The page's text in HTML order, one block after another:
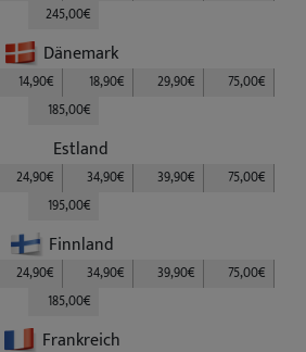
245,00€
Dänemark
14,90€ 18,90€ 29,90€
75,00€
185,00€
Estland
24,90€ 34,90€ 39,90€
75,00€
195,00€
Finnland
24,90€ 34,90€ 39,90€
75,00€
185,00€
Frankreich